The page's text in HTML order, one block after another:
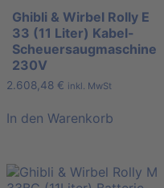
Ghibli & Wirbel Rolly E
33 (11 Liter) Kabel-
Scheuersaugmaschine
230V
2.608,48 € inkl. MwSt
In den Warenkorb